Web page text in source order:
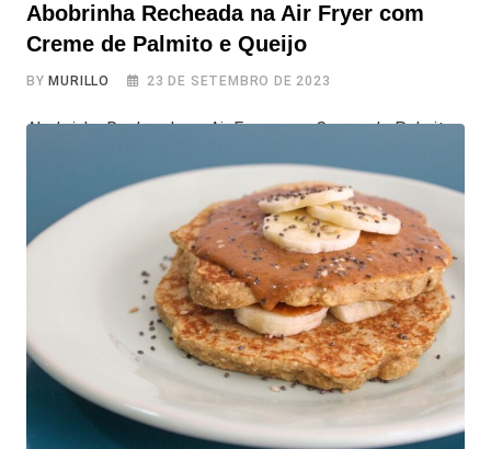
Abobrinha Recheada na Air Fryer com
Creme de Palmito e Queijo
BY MURILLO 23 DE SETEMBRO DE 2023
Abobrinha Recheada na Air Fryer com Creme de Palmito
e Queijo Hoje, trazemos uma receitinha prática e
deliciosa de Abobrinha Recheada na Air Fryer, que se
destaca como uma ótima opção para um almoço
vegetariano. Prepare-se para saborear uma combinação
irresistível de abobrinha, recheio cremoso de palmito e
queijo derretido. Vamos direto aos ingredientes e